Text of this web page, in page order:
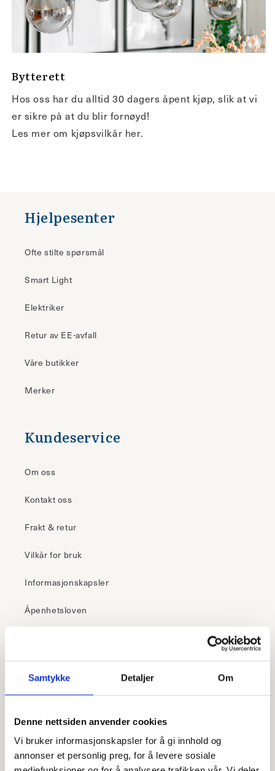
Samtykke Detaljer Om
Denne nettsiden anvender cookies
Vi bruker informasjonskapsler for å gi innhold og
annonser et personlig preg, for å levere sosiale
Bytterett
Hos oss har du alltid 30 dagers åpent kjøp, slik at vi
er sikre på at du blir fornøyd!
Les mer om kjøpsvilkår her.
Hjelpesenter
Ofte stilte spørsmål
Smart Light
Elektriker
Retur av EE-avfall
Våre butikker
Merker
Kundeservice
Om oss
Kontakt oss
Frakt & retur
Vilkår for bruk
Informasjonskapsler
Åpenhetsloven
Klikk & hent
Frakt fra 99,-
Fri retur i butikk